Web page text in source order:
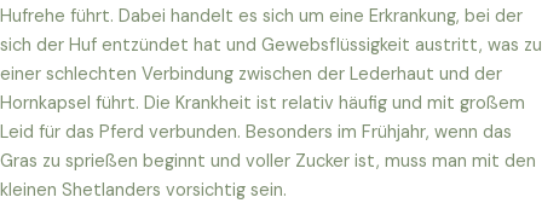
Hufrehe führt. Dabei handelt es sich um eine Erkrankung, bei der
sich der Huf entzündet hat und Gewebsflüssigkeit austritt, was zu
einer schlechten Verbindung zwischen der Lederhaut und der
Hornkapsel führt. Die Krankheit ist relativ häufig und mit großem
Leid für das Pferd verbunden. Besonders im Frühjahr, wenn das
Gras zu sprießen beginnt und voller Zucker ist, muss man mit den
kleinen Shetlanders vorsichtig sein.